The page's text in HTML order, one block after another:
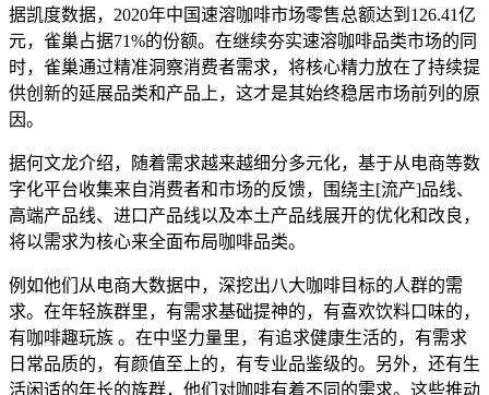
据凯度数据，2020年中国速溶咖啡市场零售总额达到126.41亿
元，雀巢占据71%的份额。在继续夯实速溶咖啡品类市场的同
时，雀巢通过精准洞察消费者需求，将核心精力放在了持续提
供创新的延展品类和产品上，这才是其始终稳居市场前列的原
因。
据何文龙介绍，随着需求越来越细分多元化，基于从电商等数
字化平台收集来自消费者和市场的反馈，围绕主[流产]品线、
高端产品线、进口产品线以及本土产品线展开的优化和改良，
将以需求为核心来全面布局咖啡品类。
例如他们从电商大数据中，深挖出八大咖啡目标的人群的需
求。在年轻族群里，有需求基础提神的，有喜欢饮料口味的，
有咖啡趣玩族 。在中坚力量里，有追求健康生活的，有需求
日常品质的，有颜值至上的，有专业品鉴级的。另外，还有生
活闲适的年长的族群，他们对咖啡有着不同的需求。这些推动